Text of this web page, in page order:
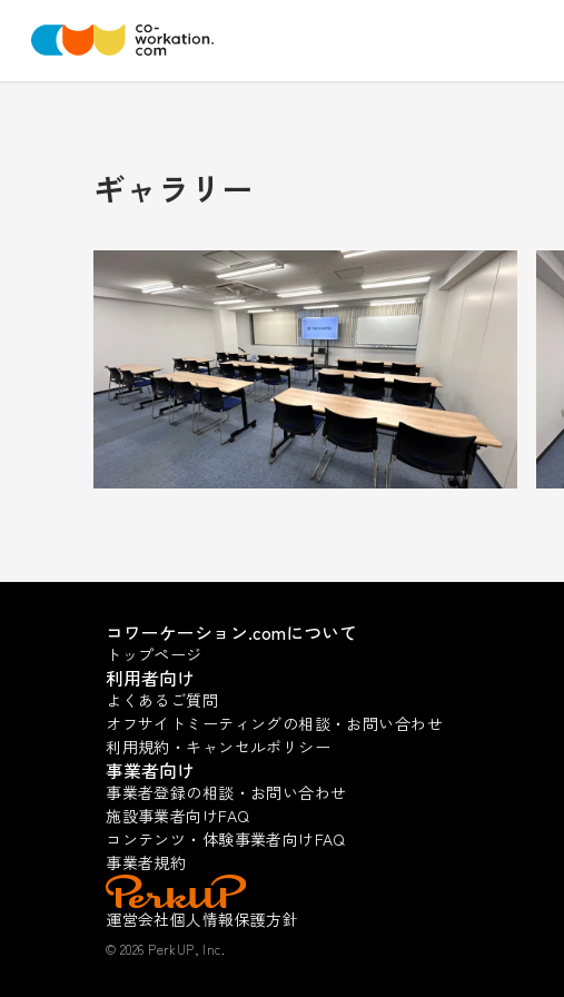
ギャラリー
コワーケーション.comについて
トップページ
利用者向け
よくあるご質問
オフサイトミーティングの相談・お問い合わせ
利用規約・キャンセルポリシー
事業者向け
事業者登録の相談・お問い合わせ
施設事業者向けFAQ
コンテンツ・体験事業者向けFAQ
事業者規約
運営会社個人情報保護方針
© 2026 PerkUP, Inc.